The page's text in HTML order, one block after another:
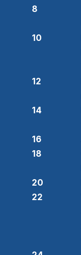
8
10
12
14
16
18
20
22